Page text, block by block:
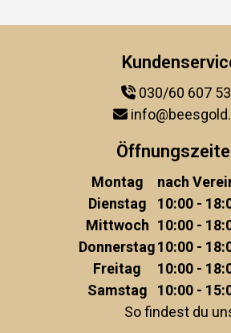
030/60 607
Montag
nach
Dienstag
10:00 -
Mittwoch 10:00 -
Donnerstag10:00 -
Freitag
10:00 -
Samstag
10:00 -
So findest du